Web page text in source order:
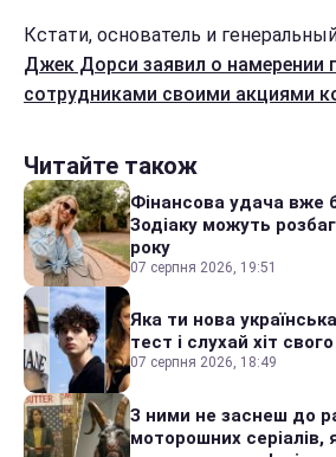
Кстати, основатель и
Джек Дорси заявил о намерении
сотрудниками своими акциями
Читайте також
Фінансова удача вже
Зодіаку можуть
року
07 серпня 2026, 19:51
Яка ти нова
тест і слухай хіт
07 серпня 2026, 18:49
З ними не заснеш до
моторошних серіалів,